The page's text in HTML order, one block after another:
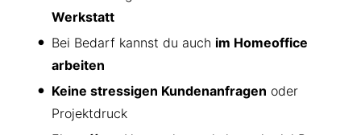
Werkstatt
Bei Bedarf kannst du auch im Homeoffice
arbeiten
Keine stressigen Kundenanfragen oder
Projektdruck